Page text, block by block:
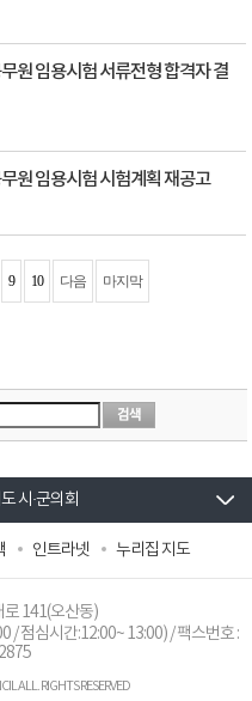
원 임용시험 서류전형 합격자 결
원 임용시험 시험계획 재공고
9 10 다음 마지막
시·군의회
인트라넷 누리집 지도
로 141(오산동)
/ 점심시간:12:00~ 13:00) / 팩스번호 :
ALL. RIGHTS RESERVED